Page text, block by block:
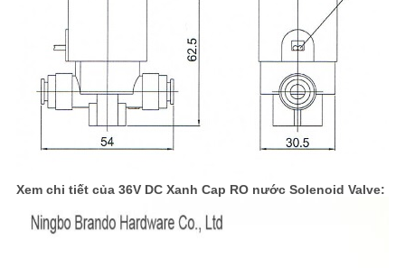
Xem chi tiết của 36V DC Xanh Cap RO nước Solenoid Valve: